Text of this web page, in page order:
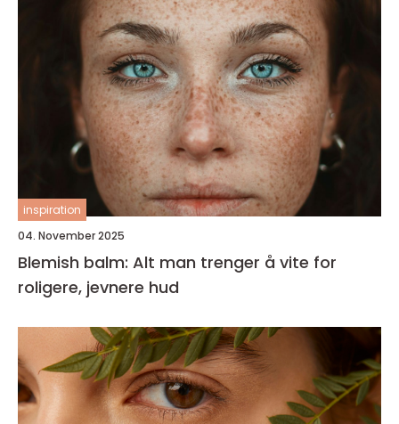
inspiration
04. November 2025
Blemish balm: Alt man trenger å vite for
roligere, jevnere hud